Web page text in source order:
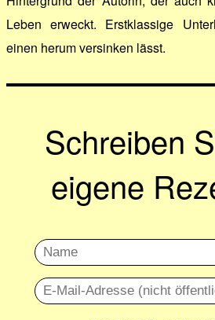
Leben erweckt. Erstklassige
einen herum versinken lässt.
Schreiben
eigene